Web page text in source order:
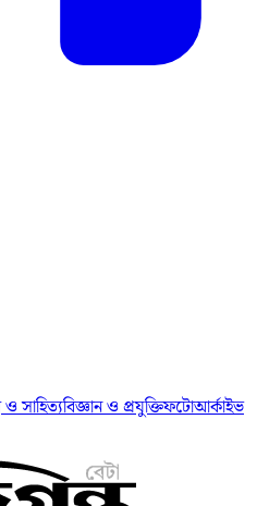
ও সাহিত্যবিজ্ঞান ও প্রযুক্তিফটোআর্কাইভ